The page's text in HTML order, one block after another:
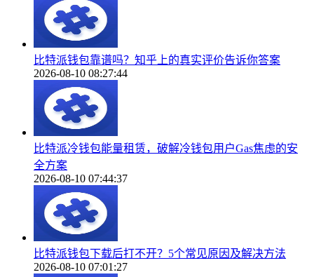
比特派钱包靠谱吗？知乎上的真实评价告诉你答案
2026-08-10 08:27:44
比特派冷钱包能量租赁，破解冷钱包用户Gas焦虑的安
全方案
2026-08-10 07:44:37
比特派钱包下载后打不开？5个常见原因及解决方法
2026-08-10 07:01:27